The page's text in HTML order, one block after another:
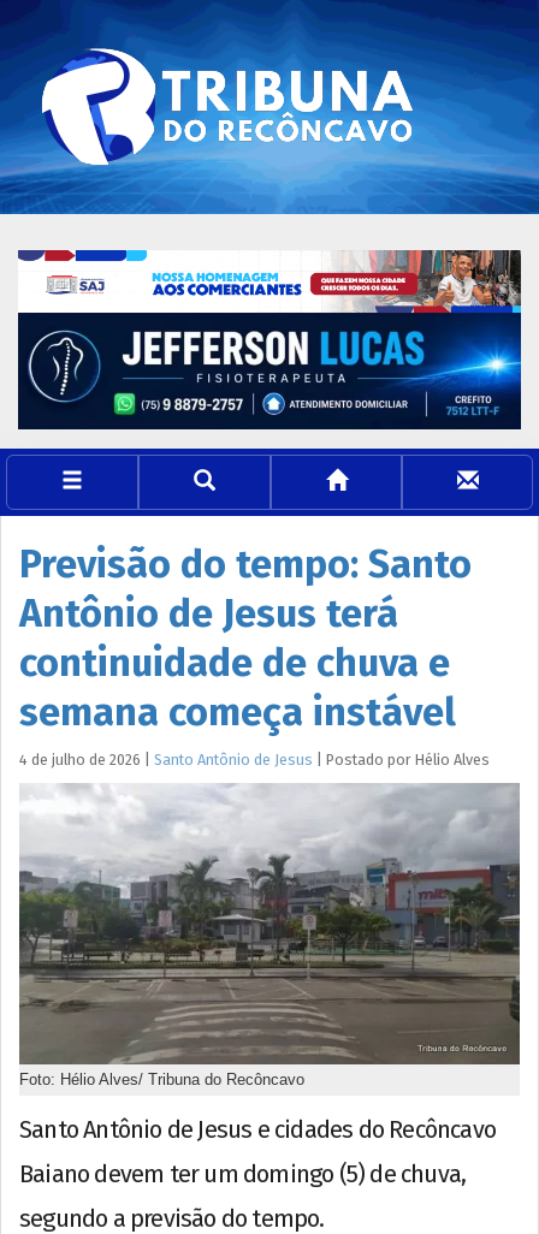
Previsão do tempo: Santo
Antônio de Jesus terá
continuidade de chuva e
semana começa instável
4 de julho de 2026 Santo Antônio de Jesus Postado por Hélio Alves
Foto: Hélio Alves/ Tribuna do Recôncavo
Santo Antônio de Jesus e cidades do Recôncavo
Baiano devem ter um domingo (5) de chuva,
segundo a previsão do tempo.